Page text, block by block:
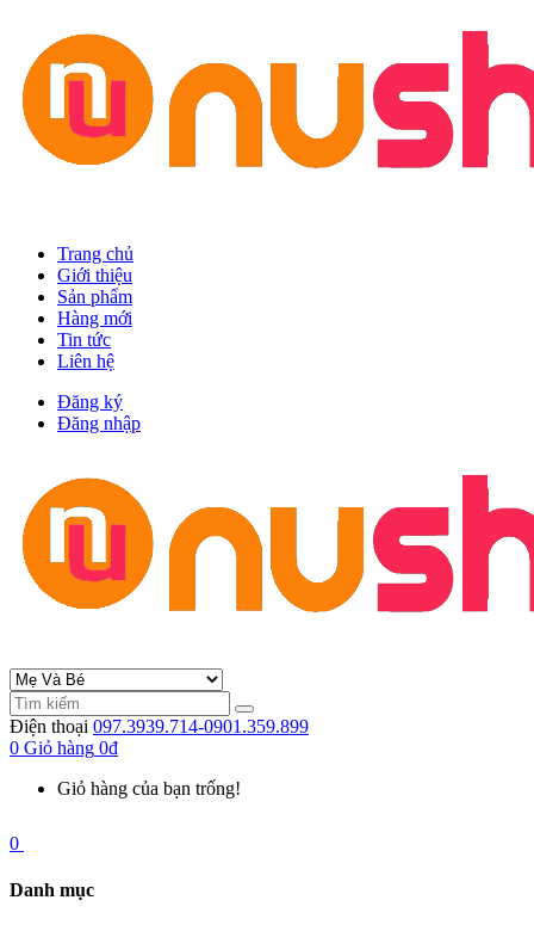
Trang chủ
Giới thiệu
Sản phẩm
Hàng mới
Tin tức
Liên hệ
Đăng ký
Đăng nhập
Điện thoại 097.3939.714-0901.359.899
0 Giỏ hàng 0đ
Giỏ hàng của bạn trống!
0
Danh mục